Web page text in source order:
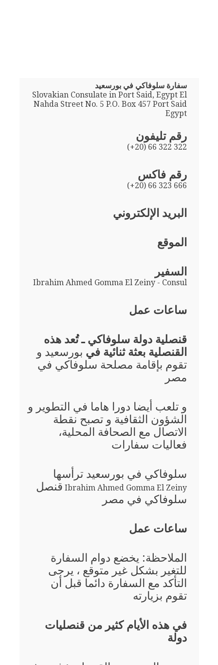
سفارة سلوفاكي في بورسعيد
Slovakian Consulate in Port Said, Egypt El
Nahda Street No. 5 P.O. Box 457 Port Said
Egypt
رقم تليفون
(+20) 66 322 322
رقم فاكس
(+20) 66 323 666
البريد الإلكتروني
الموقع
السفير
Ibrahim Ahmed Gomma El Zeiny - Consul
ساعات عمل
قنصلية دولة سلوفاكي ـ تُعد هذه
القنصلية بعثة ثنائية في بورسعيد و
تقوم بإقامة مصلحة سلوفاكي في
مصر
و تلعب أيضا دورا هاما في التطوير و
الشؤون الثقافية و تصبح نقطة
الاتصال مع الصحافة المحلية،
فعاليات سفارات
سلوفاكي في بورسعيد ترأسها
Ibrahim Ahmed Gomma El Zeiny قنصل
سلوفاكي في مصر
ساعات عمل
الملاحظة: يخضع دوام السفارة
للتغير بشكل غير متوقع ، يرجى
التأكد مع السفارة دائما قبل أن
تقوم بزيارته
في هذه الأيام كثير من قنصليات
دولة